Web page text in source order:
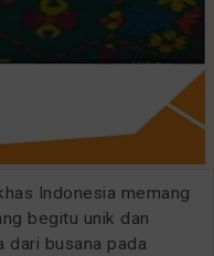
Indonesia memang
begitu unik dan
dari busana pada